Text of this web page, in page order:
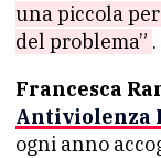
una piccola
del problema” .
Francesca
Antiviolenza
ogni anno